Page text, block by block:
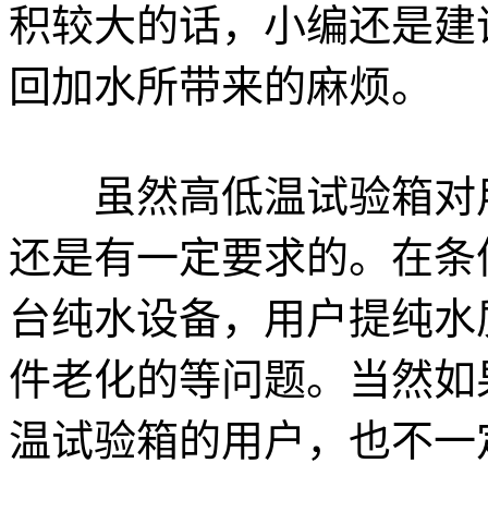
积较大的话，小编还是
回加水所带来的麻烦。
虽然高低温试验箱对
还是有一定要求的。在
台纯水设备，用户提纯
件老化的等问题。当然
温试验箱的用户，也不